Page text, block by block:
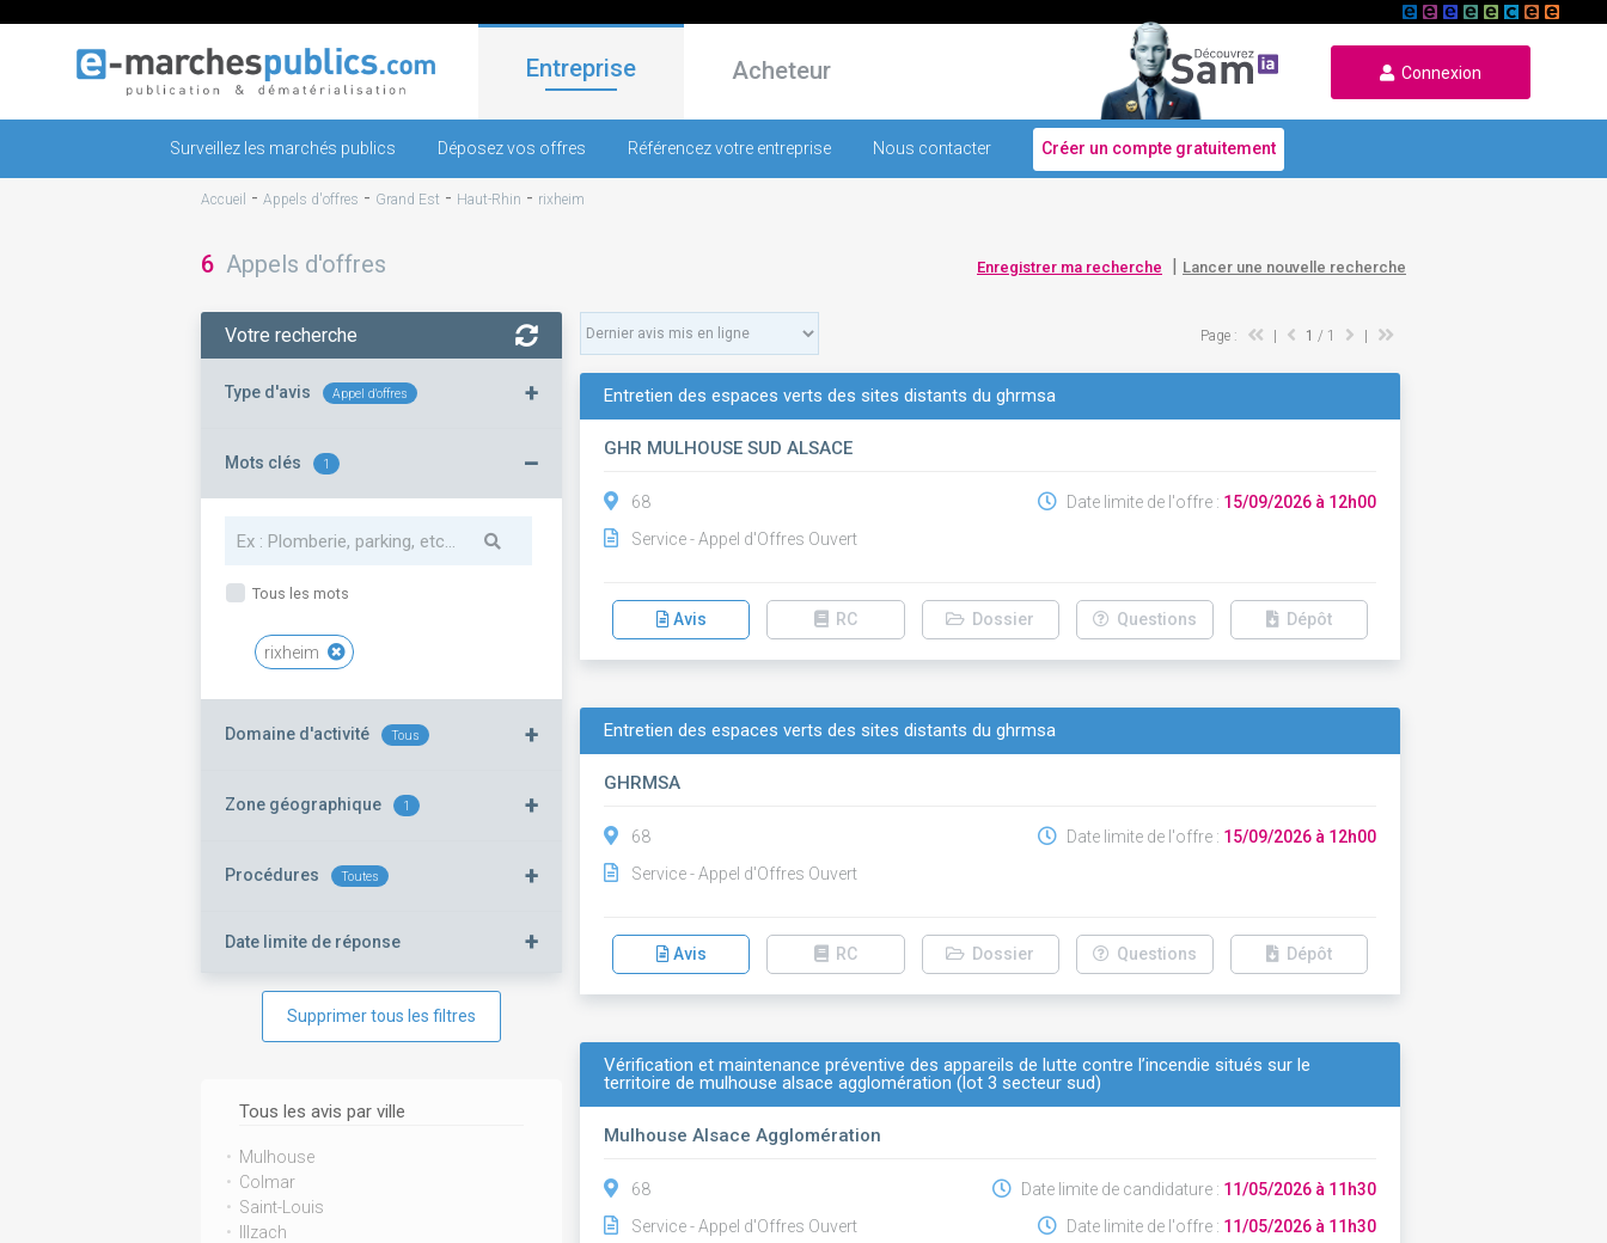
Entreprise Acheteur Connexion
Surveillez les marchés publics Déposez vos offres Référencez votre entreprise Nous contacter Créer un compte gratuitement
Accueil - Appels d'offres - Grand Est - Haut-Rhin - rixheim
6 Appels d'offres Enregistrer ma recherche | Lancer une nouvelle recherche
Votre recherche
Type d'avis Appel d'offres +
Mots clés 1 –
Tous les mots
rixheim
Domaine d'activité Tous +
Zone géographique 1 +
Procédures Toutes +
Date limite de réponse +
Supprimer tous les filtres
Tous les avis par ville
Mulhouse
Colmar
Saint-Louis
Illzach
Page : 1 / 1
Entretien des espaces verts des sites distants du ghrmsa
GHR MULHOUSE SUD ALSACE
68
Service - Appel d'Offres Ouvert
Date limite de l'offre : 15/09/2026 à 12h00
Avis RC Dossier Questions Dépôt
Entretien des espaces verts des sites distants du ghrmsa
GHRMSA
68
Service - Appel d'Offres Ouvert
Date limite de l'offre : 15/09/2026 à 12h00
Avis RC Dossier Questions Dépôt
Vérification et maintenance préventive des appareils de lutte contre l’incendie situés sur le
territoire de mulhouse alsace agglomération (lot 3 secteur sud)
Mulhouse Alsace Agglomération
68
Service - Appel d'Offres Ouvert
Date limite de candidature : 11/05/2026 à 11h30
Date limite de l'offre : 11/05/2026 à 11h30